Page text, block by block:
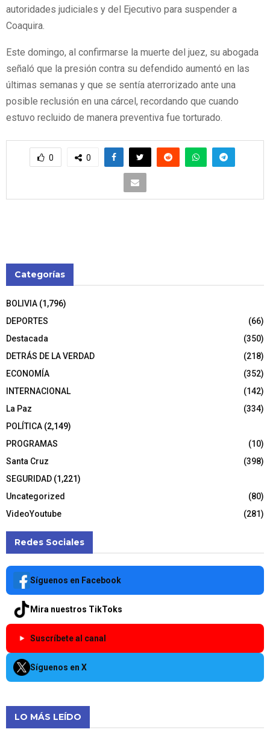
autoridades judiciales y del Ejecutivo para suspender a
Coaquira.
Este domingo, al confirmarse la muerte del juez, su abogada
señaló que la presión contra su defendido aumentó en las
últimas semanas y que se sentía aterrorizado ante una
posible reclusión en una cárcel, recordando que cuando
estuvo recluido de manera preventiva fue torturado.
0 0
Categorías
BOLIVIA (1,796)
DEPORTES
(66)
Destacada
(350)
DETRÁS DE LA VERDAD
(218)
ECONOMÍA
(352)
INTERNACIONAL
(142)
La Paz
(334)
POLÍTICA (2,149)
PROGRAMAS
(10)
Santa Cruz
(398)
SEGURIDAD (1,221)
Uncategorized
(80)
VideoYoutube
(281)
Redes Sociales
Síguenos en Facebook
Mira nuestros TikToks
Suscríbete al canal
Síguenos en X
LO MÁS LEÍDO